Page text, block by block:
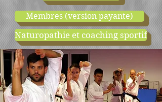
Membres (version payante)
Naturopathie et coaching sportif
cours d'essai boutique